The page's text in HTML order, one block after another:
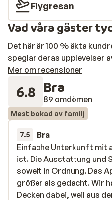
Flygresan
Vad våra gäster
Det här är 100 % äkta
speglar deras upplevelser
Mer om recensioner
6.8 Bra
89 omdömen
Mest bokad av familj
7.5 Bra
Einfache Unterkunft mit
ist. Die Ausstattung und
soweit in Ordnung. Das
größer als gedacht. Wir
Decken dabei, weil aus
Einfache Unterkunft mit
ist. Die Ausstattung und
soweit in Ordnung. Das
größer als gedacht. Wir
Decken dabei, weil aus